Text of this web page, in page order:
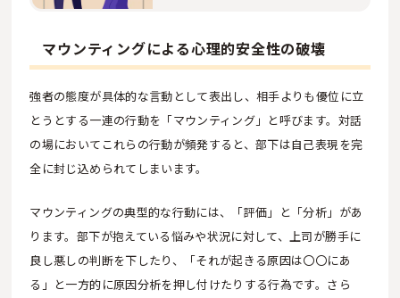
マウンティングによる心理的安全性の破壊
強者の態度が具体的な言動として表出し、相手よりも優位に立
とうとする一連の行動を「マウンティング」と呼びます。対話
の場においてこれらの行動が頻発すると、部下は自己表現を完
全に封じ込められてしまいます。
マウンティングの典型的な行動には、「評価」と「分析」があ
ります。部下が抱えている悩みや状況に対して、上司が勝手に
良し悪しの判断を下したり、「それが起きる原因は〇〇にあ
る」と一方的に原因分析を押し付けたりする行為です。さら